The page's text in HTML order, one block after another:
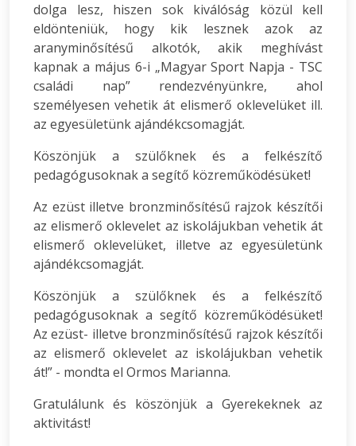
dolga lesz, hiszen sok kiválóság közül kell
eldönteniük, hogy kik lesznek azok az
aranyminősítésű alkotók, akik meghívást
kapnak a május 6-i „Magyar Sport Napja - TSC
családi nap” rendezvényünkre, ahol
személyesen vehetik át elismerő oklevelüket ill.
az egyesületünk ajándékcsomagját.
Köszönjük a szülőknek és a felkészítő
pedagógusoknak a segítő közreműködésüket!
Az ezüst illetve bronzminősítésű rajzok készítői
az elismerő oklevelet az iskolájukban vehetik át
elismerő oklevelüket, illetve az egyesületünk
ajándékcsomagját.
Köszönjük a szülőknek és a felkészítő
pedagógusoknak a segítő közreműködésüket!
Az ezüst- illetve bronzminősítésű rajzok készítői
az elismerő oklevelet az iskolájukban vehetik
át!” - mondta el Ormos Marianna.
Gratulálunk és köszönjük a Gyerekeknek az
aktivitást!